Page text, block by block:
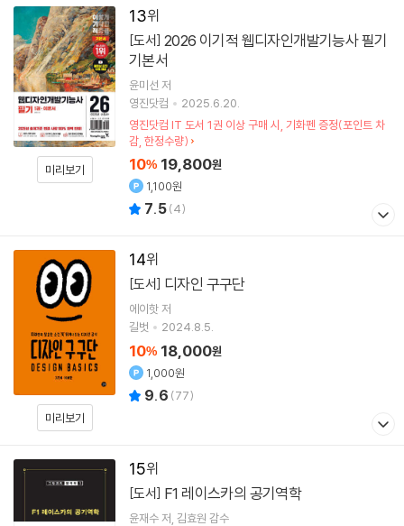
13
미리보기
[도서]
기본서
윤미선 저
영진닷컴
2025.6.20.
영진닷컴 IT 도서 1권 이상 구매 시, 기화펜 증정(포인트 차
감, 한정수량)
10% 19,800원
1,100원
7.5(4)
14
미리보기
[도서] 디자인 구구단
에이핫저
길벗
2024.8.5.
10% 18,000원
1,000원
9.6 (77)
15
[도서] F1 레이스카의 공기역학
윤재수저 김효원 감수